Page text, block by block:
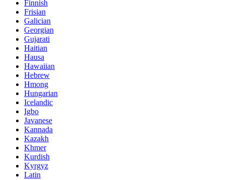
Finnish
Frisian
Galician
Georgian
Gujarati
Haitian
Hausa
Hawaiian
Hebrew
Hmong
Hungarian
Icelandic
Igbo
Javanese
Kannada
Kazakh
Khmer
Kurdish
Kyrgyz
Latin